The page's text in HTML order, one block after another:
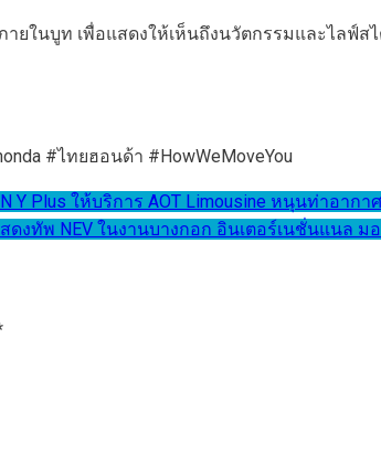
ยในบูท เพื่อแสดงให้เห็นถึงนวัตกรรมและไลฟ์
#ไทยฮอนด้า #HowWeMoveYou
Y Plus ให้บริการ AOT Limousine หนุนท่าอากา
งทัพ NEV ในงานบางกอก อินเตอร์เนชั่นแนล ม